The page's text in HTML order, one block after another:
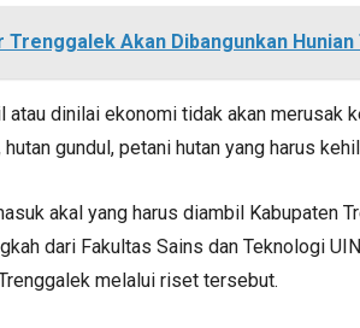
Trenggalek Akan Dibangunkan Hunian
dinilai ekonomi tidak akan merusak
gundul, petani hutan yang harus
akal yang harus diambil Kabupaten
dari Fakultas Sains dan Teknologi
melalui riset tersebut.